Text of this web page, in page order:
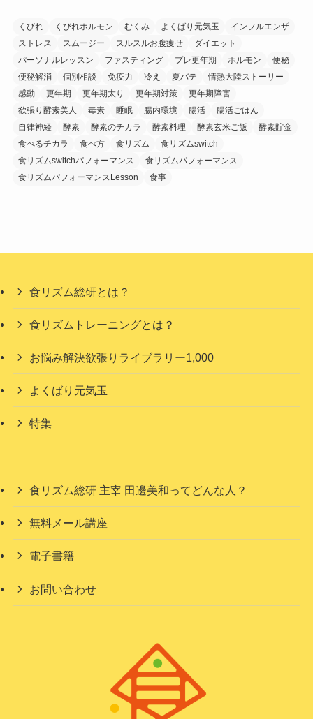
くびれ くびれホルモン むくみ よくばり元気玉
インフルエンザ
ストレス
スムージー スルスルお腹痩せ
ダイエット
パーソナルレッスン
ファスティング プレ更年期 ホルモン
便秘
便秘解消
個別相談 免疫力 冷え 夏バテ
情熱大陸ストーリー
感動
更年期 更年期太り 更年期対策
更年期障害
欲張り酵素美人
毒素 睡眠 腸内環境 腸活
腸活ごはん
自律神経
酵素 酵素のチカラ 酵素料理 酵素玄米ご飯
酵素貯金
食べるチカラ
食べ方 食リズム
食リズムswitch
食リズムswitchパフォーマンス
食リズムパフォーマンス
食リズムパフォーマンスLesson
食事
食リズム総研とは？
食リズムトレーニングとは？
お悩み解決欲張りライブラリー1,000
よくばり元気玉
特集
食リズム総研 主宰 田邊美和ってどんな人？
無料メール講座
電子書籍
お問い合わせ